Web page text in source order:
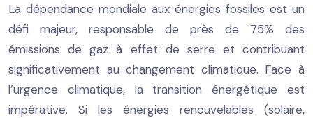
La dépendance mondiale aux énergies fossiles est un
défi majeur, responsable de près de 75% des
émissions de gaz à effet de serre et contribuant
significativement au changement climatique. Face à
l’urgence climatique, la transition énergétique est
impérative. Si les énergies renouvelables (solaire,